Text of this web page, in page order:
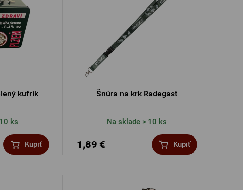
kufrik
ks
Kúpiť
Šnúra na krk Radegast
Na sklade > 10 ks
1,89 € Kúpiť